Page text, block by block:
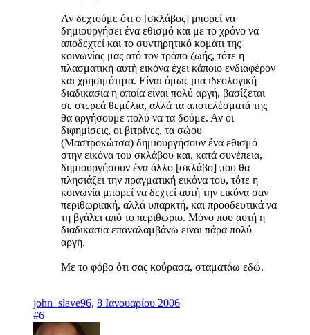
Αν δεχτούμε ότι ο [σκλάβος] μπορεί να
δημιουργήσει ένα εθισμό και με το χρόνο να
αποδεχτεί και το συντηρητικό κομάτι της
κοινωνίας μας ατό τον τρόπο ζωής, τότε η
πλασματική αυτή εικόνα έχει κάποιο ενδιαφέρον
και χρησιμότητα. Είναι όμως μια ιδεολογική
διαδικασία η οποία είναι πολύ αργή, βασίζεται
σε στερεά θεμέλια, αλλά τα αποτελέσματά της
θα αργήσουμε πολύ να τα δούμε. Αν οι
διφημίσεις, οι βιτρίνες, τα σώου
(Μαστροκώτσα) δημιουργήσουν ένα εθισμό
στην εικόνα του σκλάβου και, κατά συνέπεια,
δημιουργήσουν ένα άλλο [σκλάβο] που θα
πλησιάζει την πραγματική εικόνα του, τότε η
κοινωνία μπορεί να δεχτεί αυτή την εικόνα σαν
περιθωριακή, αλλά υπαρκτή, και προοδευτικά να
τη βγάλει από το περιθώριο. Μόνο που αυτή η
διαδικασία επαναλαμβάνω είναι πάρα πολύ
αργή.
Με το φόβο ότι σας κούρασα, σταματάω εδώ.
john_slave96, 8 Ιανουαρίου 2006
#6